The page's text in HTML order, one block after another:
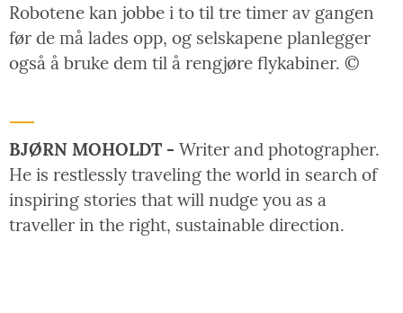
Robotene kan jobbe i to til tre timer av gangen
før de må lades opp, og selskapene planlegger
også å bruke dem til å rengjøre flykabiner. ©
BJØRN MOHOLDT - Writer and photographer.
He is restlessly traveling the world in search of
inspiring stories that will nudge you as a
traveller in the right, sustainable direction.